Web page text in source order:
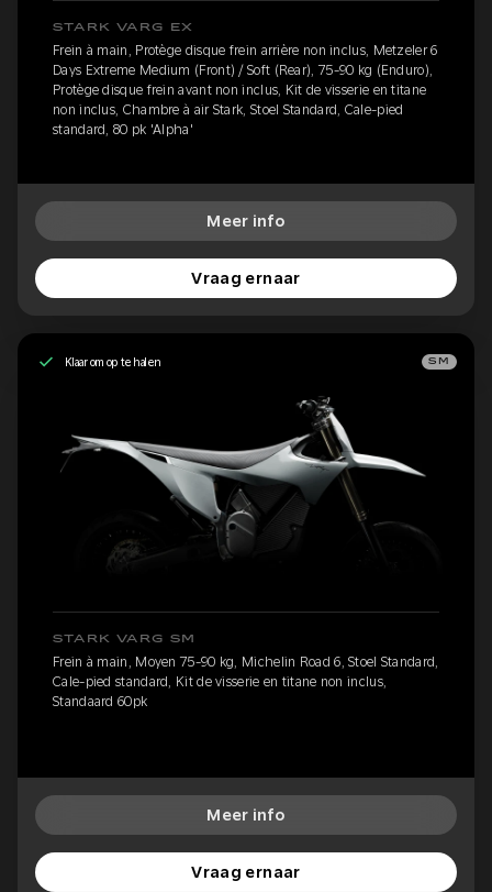
STARK VARG EX
Frein à main, Protège disque frein arrière non inclus, Metzeler 6
Days Extreme Medium (Front) / Soft (Rear), 75-90 kg (Enduro),
Protège disque frein avant non inclus, Kit de visserie en titane
non inclus, Chambre à air Stark, Stoel Standard, Cale-pied
standard, 80 pk 'Alpha'
Meer info
Vraag ernaar
Klaar om op te halen SM
STARK VARG SM
Frein à main, Moyen 75-90 kg, Michelin Road 6, Stoel Standard,
Cale-pied standard, Kit de visserie en titane non inclus,
Standaard 60pk
Meer info
Vraag ernaar